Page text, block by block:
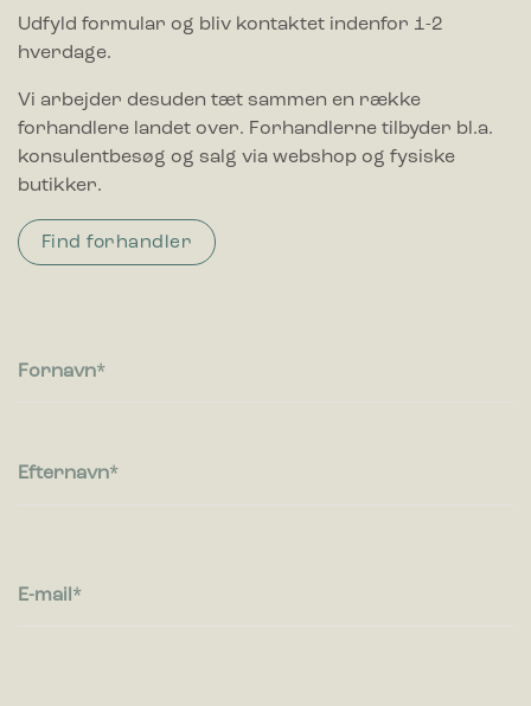
Udfyld formular og bliv kontaktet indenfor 1-2
hverdage.
Vi arbejder desuden tæt sammen en række
forhandlere landet over. Forhandlerne tilbyder bl.a.
konsulentbesøg og salg via webshop og fysiske
butikker.
Find forhandler
Fornavn
Efternavn
E-mail